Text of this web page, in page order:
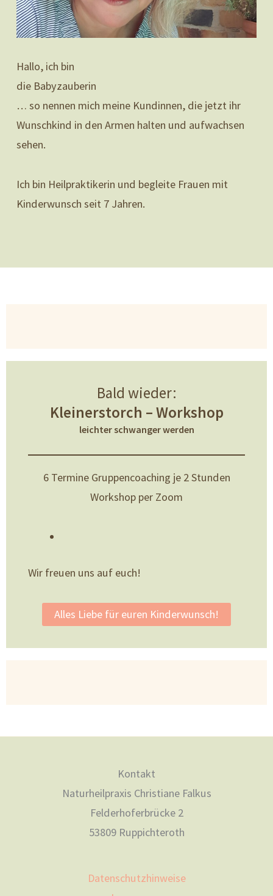
Hallo, ich bin
die Babyzauberin
… so nennen mich meine Kundinnen, die jetzt ihr
Wunschkind in den Armen halten und aufwachsen
sehen.
Ich bin Heilpraktikerin und begleite Frauen mit
Kinderwunsch seit 7 Jahren.
Bald wieder:
Kleinerstorch – Workshop
leichter schwanger werden
6 Termine Gruppencoaching je 2 Stunden
Workshop per Zoom
Wir freuen uns auf euch!
Alles Liebe für euren Kinderwunsch!
Kontakt
Naturheilpraxis Christiane Falkus
Felderhoferbrücke 2
53809 Ruppichteroth
Datenschutzhinweise